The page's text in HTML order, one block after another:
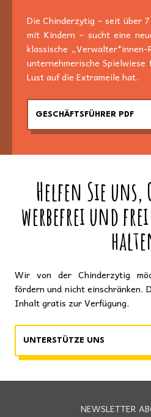
Die Chinderzytig – seit über
mit Kindern – sucht eine
klassische
unternehmerische
Lust auf die Extrameile hat.
GESCHÄFTSFÜHRER PDF
Helfen Sie
werbefrei und
Wir von der Chinderzytig
fördern und nicht einschränken.
Inhalt gratis zur Verfügung.
UNTERSTÜTZE UNS
NEWSLETTER